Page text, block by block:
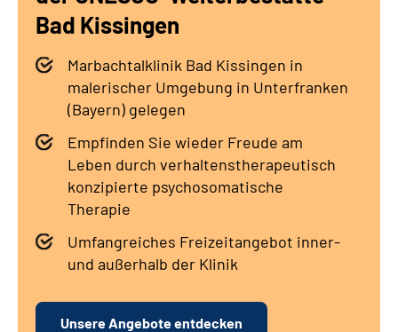
Gebärdensprache
Bad Kissingen
Marbachtalklinik Bad Kissingen in
malerischer Umgebung in Unterfranken
(Bayern) gelegen
Empfinden Sie wieder Freude am
Leben durch verhaltenstherapeutisch
konzipierte psychosomatische
Therapie
Umfangreiches Freizeitangebot inner-
und außerhalb der Klinik
Unsere Angebote entdecken